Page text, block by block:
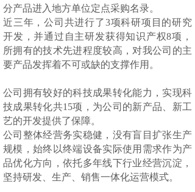
分产品进入地方单位定点采购名录。
近三年，公司共进行了3项科研项目的研究
开发，并通过自主研发获得知识产权8项，
所拥有的技术先进程度较高，对我公司的主
要产品发挥着不可或缺的支撑作用。
公司拥有较好的科技成果转化能力，实现科
技成果转化共15项，为公司的新产品、新工
艺的开发提供了保障。
公司整体经营务实稳健，没有盲目扩张生产
规模，始终以终端设备实际使用需求作为产
品优化方向，依托多年线下行业经营沉淀，
坚持研发、生产、销售一体化运营模式。